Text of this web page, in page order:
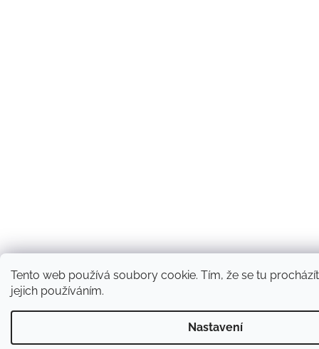
Tento web používá soubory cookie. Tím, že se tu
jejich používáním.
Nastavení